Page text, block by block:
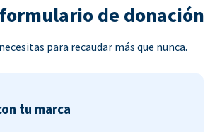
de donación
para recaudar más que nunca.
tu marca